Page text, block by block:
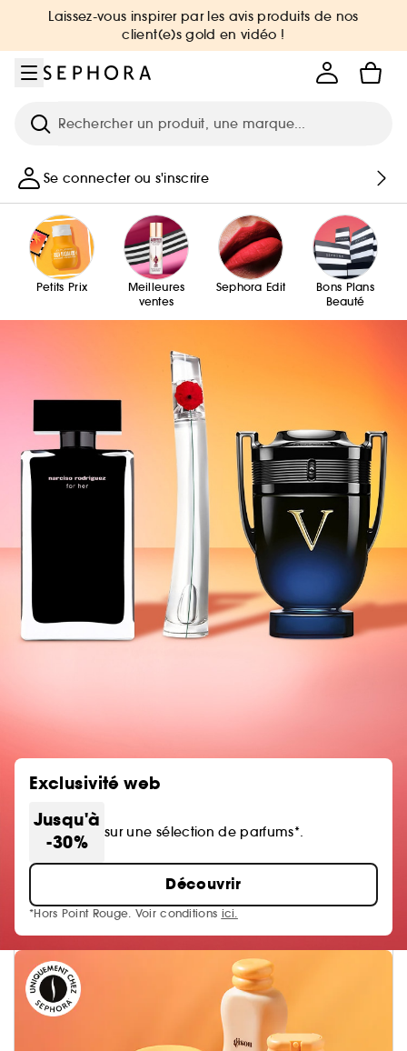
Aller au menu
Aller au contenu principal
Aller au pied de page
Laissez-vous inspirer par les avis produits de nos
client(e)s gold en vidéo !
Recherche
Se connecter ou s'inscrire
Petits Prix
Meilleures
ventes
Sephora Edit
Bons Plans
Beauté
Exclusivité web
Jusqu'à
-30%
sur une sélection de parfums*.
Découvrir
*Hors Point Rouge. Voir conditions ici.